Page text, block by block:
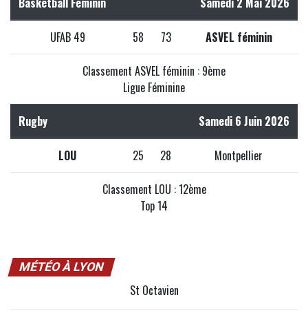
UFAB 49 58 73 ASVEL féminin
Classement ASVEL féminin : 9ème
Ligue Féminine
Rugby Samedi 6 Juin 2026
LOU 25 28 Montpellier
Classement LOU : 12ème
Top 14
MÉTÉO À LYON
St Octavien